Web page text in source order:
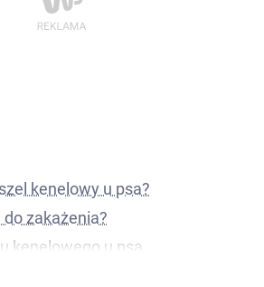
kenelowy u psa?
zakażenia?
kenelowego u psa
kaszel kenelowy?